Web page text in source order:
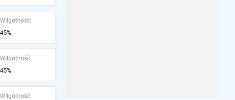
Wilgotność:
45%
Wilgotność:
45%
Wilgotność: